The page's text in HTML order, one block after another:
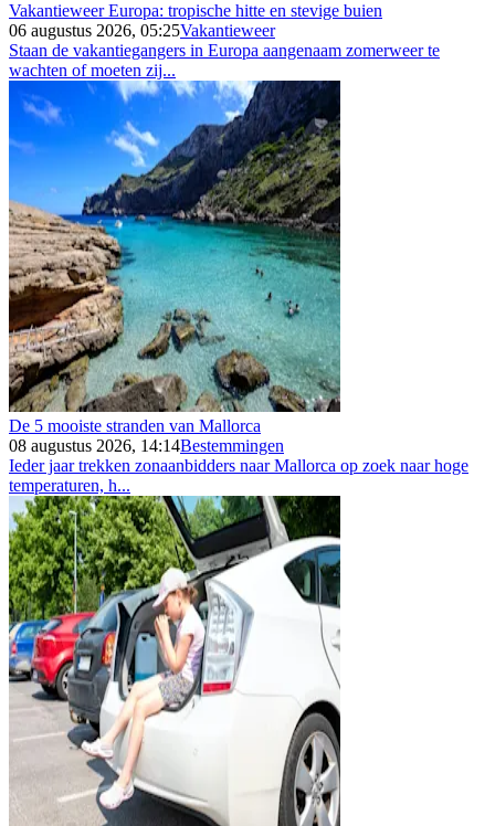
Vakantieweer Europa: tropische hitte en stevige buien
06 augustus 2026, 05:25Vakantieweer
Staan de vakantiegangers in Europa aangenaam zomerweer te
wachten of moeten zij...
De 5 mooiste stranden van Mallorca
08 augustus 2026, 14:14Bestemmingen
Ieder jaar trekken zonaanbidders naar Mallorca op zoek naar hoge
temperaturen, h...